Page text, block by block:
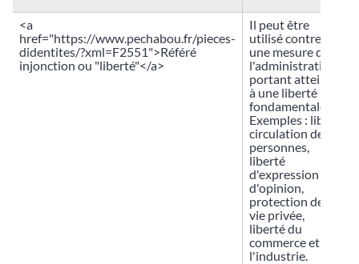
<a
href="https://www.pechabou.fr/pieces-
didentites/?xml=F2551">Référé
injonction ou "liberté"</a>
Il peut être
utilisé contre
une mesure de
l'administration
portant atteinte
à une liberté
fondamentale.
Exemples : libre
circulation des
personnes,
liberté
d'expression ou
d'opinion,
protection de la
vie privée,
liberté du
commerce et de
l'industrie.